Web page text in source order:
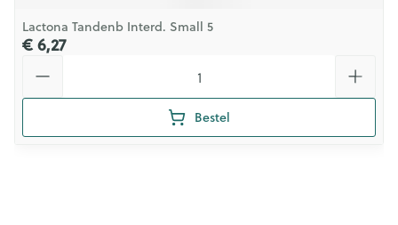
Lactona Tandenb Interd. Small 5
€ 6,27
Bestel